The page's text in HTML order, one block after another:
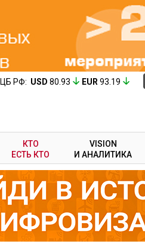
ЦБ РФ: USD 80.93 EUR 93.19
КТО
ЕСТЬ КТО
VISION
И АНАЛИТИКА